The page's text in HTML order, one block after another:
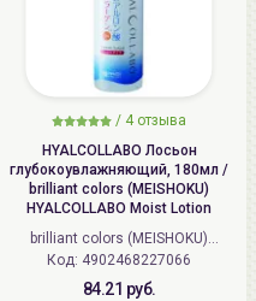
/ 4 отзыва
HYALCOLLABO Лосьон
глубокоувлажняющий, 180мл /
brilliant colors (MEISHOKU)
HYALCOLLABO Moist Lotion
brilliant colors (MEISHOKU)
(Япония)
Код: 4902468227066
84.21 руб.